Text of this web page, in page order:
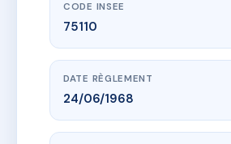
CODE INSEE
75110
DATE RÈGLEMENT
24/06/1968